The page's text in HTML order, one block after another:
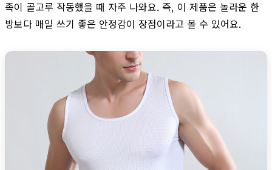
족이 골고루 작동했을 때 자주 나와요. 즉, 이 제품은 놀라운 한
방보다 매일 쓰기 좋은 안정감이 장점이라고 볼 수 있어요.